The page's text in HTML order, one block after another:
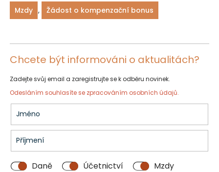
Mzdy , Žádost o kompenzační bonus
Chcete být informováni o aktualitách?
Zadejte svůj email a zaregistrujte se k odběru novinek.
Odesláním souhlasíte se zpracováním osobních údajů.
Daně Účetnictví
Mzdy